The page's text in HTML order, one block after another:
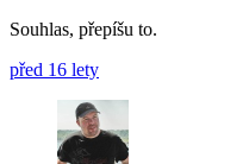
Souhlas, přepíšu to.
před 16 lety